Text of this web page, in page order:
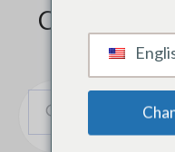
Comment